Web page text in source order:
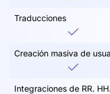
Traducciones
Creación masiva de
Integraciones de RR.